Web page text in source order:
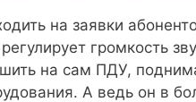
на заявки
громкость
на сам ПДУ,
А ведь он в